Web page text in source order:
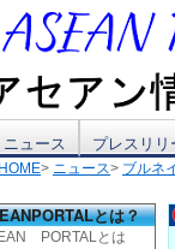
ニュース プレスリリ
HOME> ニュース> ブルネ
とは？
PORTALとは